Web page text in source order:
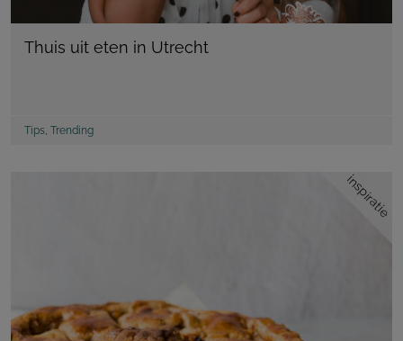
Thuis uit eten in Utrecht
Tips Trending
inspiratie